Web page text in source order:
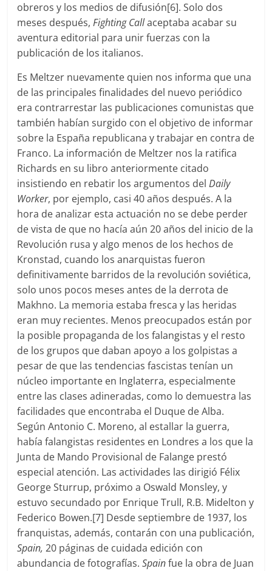
obreros y los medios de difusión[6]. Solo dos
meses después,Fighting Callaceptaba acabar su
aventura editorial para unir fuerzas con la
publicación de los italianos.
Es Meltzer nuevamente quien nos informa que una
de las principales finalidades del nuevo periódico
era contrarrestar las publicaciones comunistas que
también habían surgido con el objetivo de informar
sobre la España republicana y trabajar en contra de
Franco. La información de Meltzer nos la ratifica
Richards en su libro anteriormente citado
insistiendo en rebatir los argumentos delDaily
Worker, por ejemplo, casi 40 años después. A la
hora de analizar esta actuación no se debe perder
de vista de que no hacía aún 20 años del inicio de la
Revolución rusa y algo menos de los hechos de
Kronstad, cuando los anarquistas fueron
definitivamente barridos de la revolución soviética,
solo unos pocos meses antes de la derrota de
Makhno. La memoria estaba fresca y las heridas
eran muy recientes. Menos preocupados están por
la posible propaganda de los falangistas y el resto
de los grupos que daban apoyo a los golpistas a
pesar de que las tendencias fascistas tenían un
núcleo importante en Inglaterra, especialmente
entre las clases adineradas, como lo demuestra las
facilidades que encontraba el Duque de Alba.
Según Antonio C. Moreno, al estallar la guerra,
había falangistas residentes en Londres a los que la
Junta de Mando Provisional de Falange prestó
especial atención. Las actividades las dirigió Félix
George Sturrup, próximo a Oswald Monsley, y
estuvo secundado por Enrique Trull, R.B. Midelton y
Federico Bowen.[7] Desde septiembre de 1937, los
franquistas, además, contarán con una publicación,
Spain,20 páginas de cuidada edición con
abundancia de fotografías.Spainfue la obra de Juan